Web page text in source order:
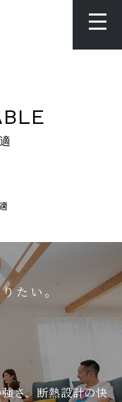
たい。
さ、断熱設計の快